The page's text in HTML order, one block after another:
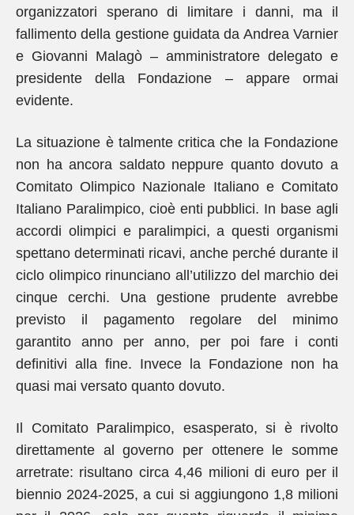
organizzatori sperano di limitare i danni, ma il
fallimento della gestione guidata da Andrea Varnier
e Giovanni Malagò – amministratore delegato e
presidente della Fondazione – appare ormai
evidente.
La situazione è talmente critica che la Fondazione
non ha ancora saldato neppure quanto dovuto a
Comitato Olimpico Nazionale Italiano e Comitato
Italiano Paralimpico, cioè enti pubblici. In base agli
accordi olimpici e paralimpici, a questi organismi
spettano determinati ricavi, anche perché durante il
ciclo olimpico rinunciano all’utilizzo del marchio dei
cinque cerchi. Una gestione prudente avrebbe
previsto il pagamento regolare del minimo
garantito anno per anno, per poi fare i conti
definitivi alla fine. Invece la Fondazione non ha
quasi mai versato quanto dovuto.
Il Comitato Paralimpico, esasperato, si è rivolto
direttamente al governo per ottenere le somme
arretrate: risultano circa 4,46 milioni di euro per il
biennio 2024-2025, a cui si aggiungono 1,8 milioni